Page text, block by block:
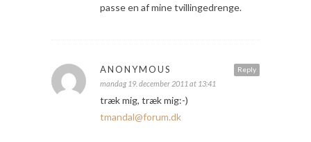
passe en af mine tvillingedrenge.
Reply
ANONYMOUS
mandag 19. december 2011 at 13:41
træk mig, træk mig:-)
tmandal@forum.dk